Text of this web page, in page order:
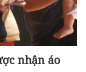
nhận áo